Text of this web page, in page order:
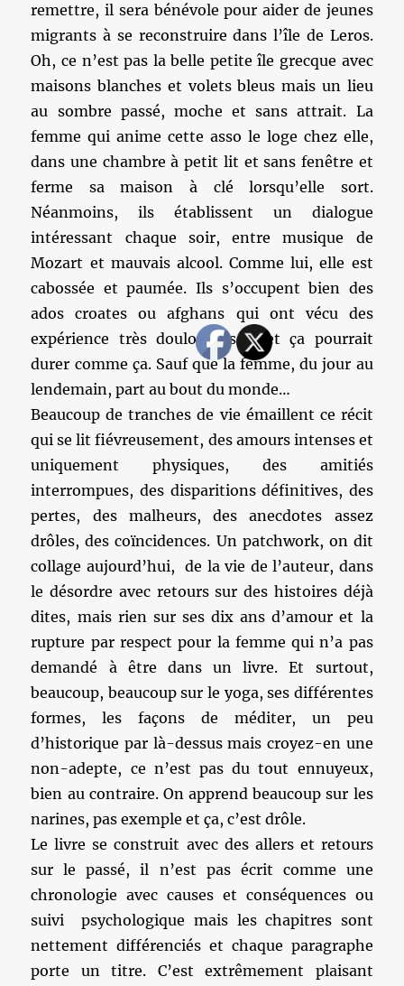
remettre, il sera bénévole pour aider de jeunes
migrants à se reconstruire dans l’île de Leros.
Oh, ce n’est pas la belle petite île grecque avec
maisons blanches et volets bleus mais un lieu
au sombre passé, moche et sans attrait. La
femme qui anime cette asso le loge chez elle,
dans une chambre à petit lit et sans fenêtre et
ferme sa maison à clé lorsqu’elle sort.
Néanmoins, ils établissent un dialogue
intéressant chaque soir, entre musique de
Mozart et mauvais alcool. Comme lui, elle est
cabossée et paumée. Ils s’occupent bien des
ados croates ou afghans qui ont vécu des
expérience très douloureuses, et ça pourrait
durer comme ça. Sauf que la femme, du jour au
lendemain, part au bout du monde…
Beaucoup de tranches de vie émaillent ce récit
qui se lit fiévreusement, des amours intenses et
uniquement physiques, des amitiés
interrompues, des disparitions définitives, des
pertes, des malheurs, des anecdotes assez
drôles, des coïncidences. Un patchwork, on dit
collage aujourd’hui, de la vie de l’auteur, dans
le désordre avec retours sur des histoires déjà
dites, mais rien sur ses dix ans d’amour et la
rupture par respect pour la femme qui n’a pas
demandé à être dans un livre. Et surtout,
beaucoup, beaucoup sur le yoga, ses différentes
formes, les façons de méditer, un peu
d’historique par là-dessus mais croyez-en une
non-adepte, ce n’est pas du tout ennuyeux,
bien au contraire. On apprend beaucoup sur les
narines, pas exemple et ça, c’est drôle.
Le livre se construit avec des allers et retours
sur le passé, il n’est pas écrit comme une
chronologie avec causes et conséquences ou
suivi psychologique mais les chapitres sont
nettement différenciés et chaque paragraphe
porte un titre. C’est extrêmement plaisant